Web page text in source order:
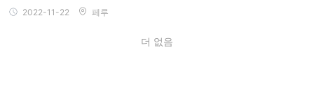
2022-11-22 페루
더 없음